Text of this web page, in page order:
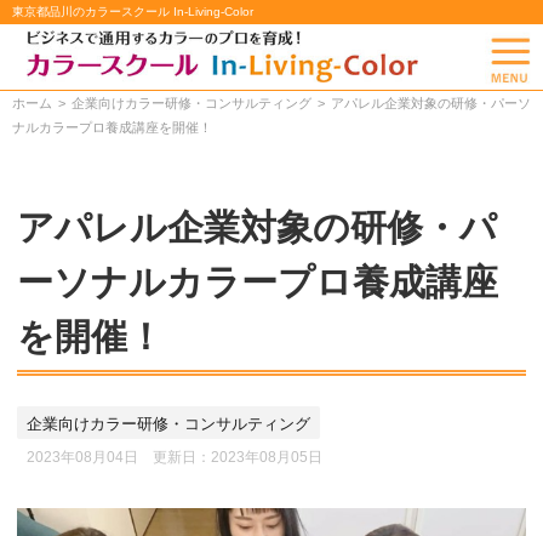
東京都品川のカラースクール In-Living-Color
ホーム 企業向けカラー研修・コンサルティング
アパレル企業対象の研修・パーソ
ナルカラープロ養成講座を開催！
アパレル企業対象の研修・パ
ーソナルカラープロ養成講座
を開催！
企業向けカラー研修・コンサルティング
2023年08月04日 更新日： 2023年08月05日